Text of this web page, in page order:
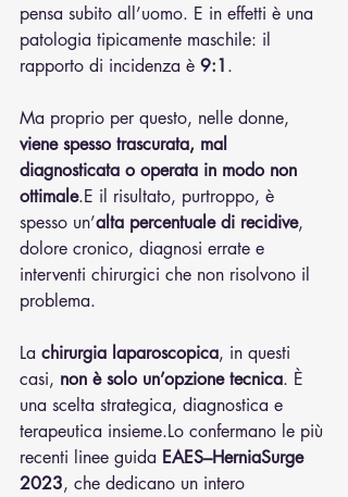
pensa subito all’uomo. E in effetti è una
patologia tipicamente maschile: il
rapporto di incidenza è 9:1.
Ma proprio per questo, nelle donne,
viene spesso trascurata, mal
diagnosticata o operata in modo non
ottimale.E il risultato, purtroppo, è
spesso un’alta percentuale di recidive,
dolore cronico, diagnosi errate e
interventi chirurgici che non risolvono il
problema.
La chirurgia laparoscopica, in questi
casi, non è solo un’opzione tecnica. È
una scelta strategica, diagnostica e
terapeutica insieme.Lo confermano le più
recenti linee guida EAES–HerniaSurge
2023, che dedicano un intero